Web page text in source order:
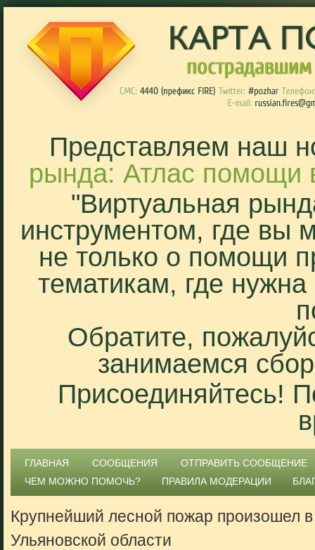
Представляем наш
рында: Атлас помощи
"Виртуальная
инструментом, где вы
не только о помощи
тематикам, где
Обратите,
занимаемся
Присоединяйтесь!
ГЛАВНАЯ СООБЩЕНИЯ
ОТПРАВИТЬ СООБЩЕНИЕ
ЧЕМ МОЖНО ПОМОЧЬ?
ПРАВИЛА МОДЕРАЦИИ
Крупнейший лесной пожар произошел в
Ульяновской области